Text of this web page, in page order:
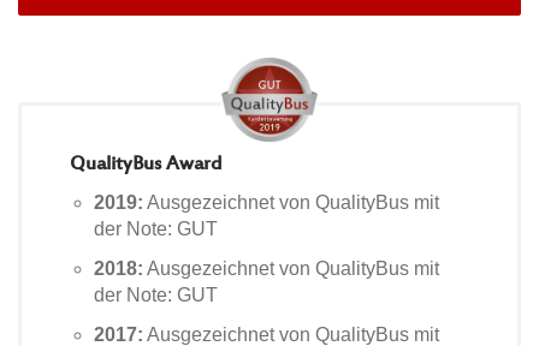
QualityBus Award
2019: Ausgezeichnet von QualityBus mit
der Note: GUT
2018: Ausgezeichnet von QualityBus mit
der Note: GUT
2017: Ausgezeichnet von QualityBus mit